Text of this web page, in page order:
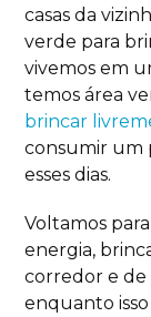
casas da
verde para
vivemos em
temos área
brincar
consumir um
esses dias.
Voltamos
energia,
corredor e de
enquanto